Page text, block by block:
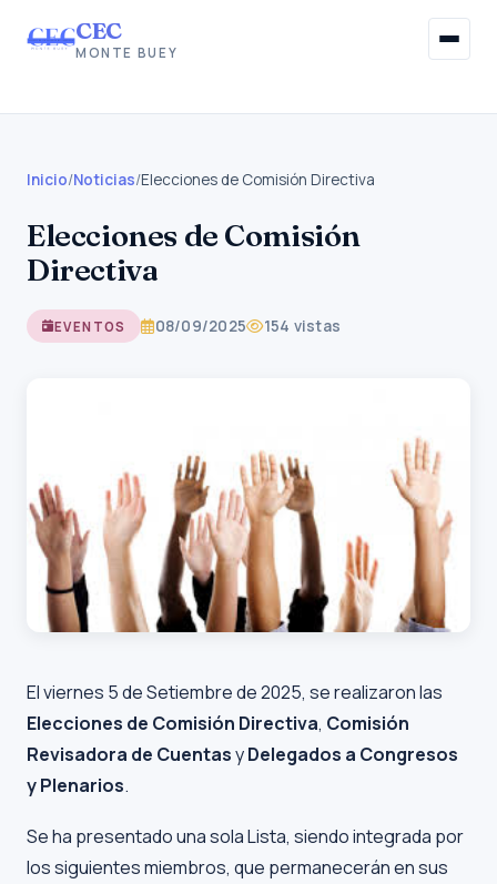
CEC
MONTE BUEY
Institucional
Afiliaciones
Información Gremial
Inicio/Noticias/Elecciones de Comisión Directiva
Elecciones de Comisión
Directiva
EVENTOS 08/09/2025 154 vistas
El viernes 5 de Setiembre de 2025, se realizaron las
Elecciones de Comisión Directiva, Comisión
Revisadora de CuentasyDelegados a Congresos
y Plenarios.
Se ha presentado una sola Lista, siendo integrada por
los siguientes miembros, que permanecerán en sus